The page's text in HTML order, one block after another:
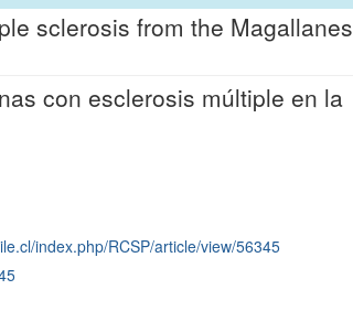
sclerosis from the Magallanes
con esclerosis múltiple en la
index.php/RCSP/article/view/56345